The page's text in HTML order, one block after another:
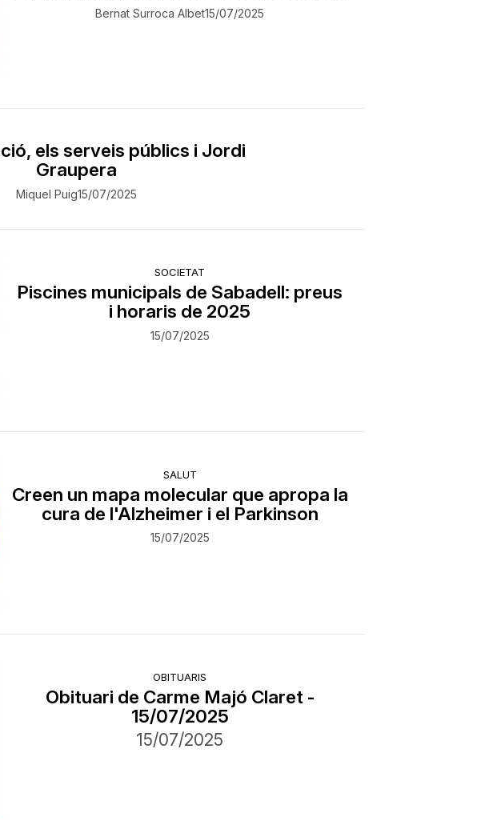
Bernat Surroca Albet15/07/2025
els serveis públics i Jordi
Graupera
Miquel Puig15/07/2025
SOCIETAT
Piscines municipals de Sabadell: preus
i horaris de 2025
15/07/2025
SALUT
Creen un mapa molecular que apropa la
cura de l'Alzheimer i el Parkinson
15/07/2025
OBITUARIS
Obituari de Carme Majó Claret -
15/07/2025
15/07/2025